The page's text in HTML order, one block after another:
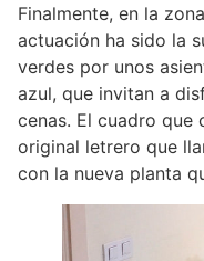
Finalmente, en la
actuación ha sido la
verdes por unos
azul, que invitan a
cenas. El cuadro que
original letrero que
con la nueva planta